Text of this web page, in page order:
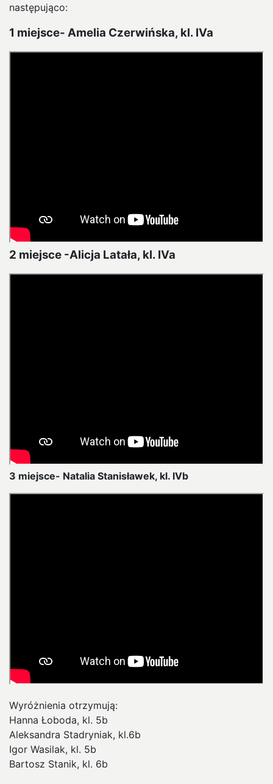
następująco:
1 miejsce- Amelia Czerwińska, kl. IVa
2 miejsce -Alicja Latała, kl. IVa
3 miejsce- Natalia Stanisławek, kl. IVb
Wyróżnienia otrzymują:
Hanna Łoboda, kl. 5b
Aleksandra Stadryniak, kl.6b
Igor Wasilak, kl. 5b
Bartosz Stanik, kl. 6b